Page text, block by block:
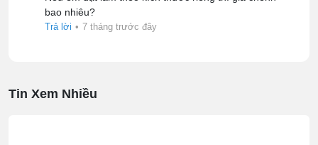
bao nhiêu?
Trả lời • 7 tháng trước đây
Tin Xem Nhiều